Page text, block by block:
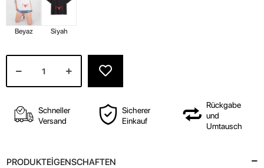
Beyaz Siyah
Schneller
Versand
Sicherer
Einkauf
Rückgabe
und
Umtausch
PRODUKTEİGENSCHAFTEN